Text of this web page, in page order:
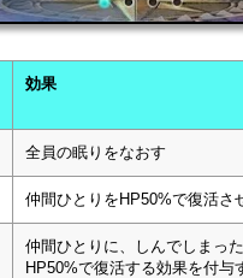
効果
全員の眠りをなおす
仲間ひとりをHP50%で復活さ
仲間ひとりに、しんでしまっ
HP50%で復活する効果を付与